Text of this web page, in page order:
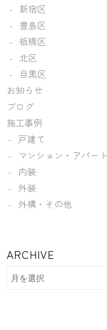
新宿区
豊島区
板橋区
北区
目黒区
お知らせ
ブログ
施工事例
戸建て
マンション・アパート
内装
外装
外構・その他
ARCHIVE